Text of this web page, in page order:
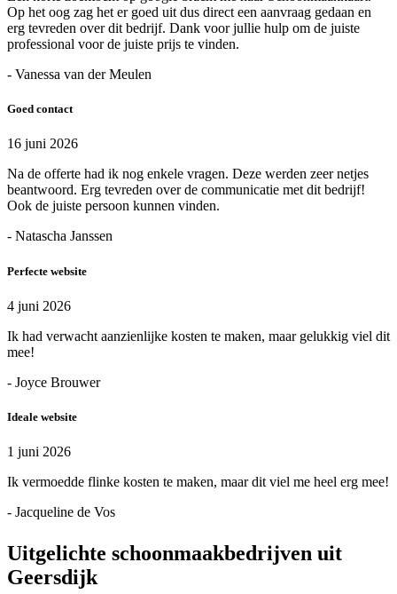
Op het oog zag het er goed uit dus direct een aanvraag gedaan en
erg tevreden over dit bedrijf. Dank voor jullie hulp om de juiste
professional voor de juiste prijs te vinden.
- Vanessa van der Meulen
Goed contact
16 juni 2026
Na de offerte had ik nog enkele vragen. Deze werden zeer netjes
beantwoord. Erg tevreden over de communicatie met dit bedrijf!
Ook de juiste persoon kunnen vinden.
- Natascha Janssen
Perfecte website
4 juni 2026
Ik had verwacht aanzienlijke kosten te maken, maar gelukkig viel dit
mee!
- Joyce Brouwer
Ideale website
1 juni 2026
Ik vermoedde flinke kosten te maken, maar dit viel me heel erg mee!
- Jacqueline de Vos
Uitgelichte schoonmaakbedrijven uit
Geersdijk